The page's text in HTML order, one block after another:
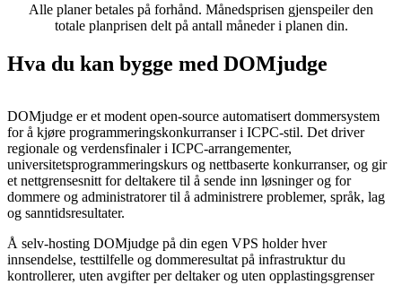
Alle planer betales på forhånd. Månedsprisen gjenspeiler den
totale planprisen delt på antall måneder i planen din.
Hva du kan bygge med DOMjudge
DOMjudge er et modent open-source automatisert dommersystem
for å kjøre programmeringskonkurranser i ICPC-stil. Det driver
regionale og verdensfinaler i ICPC-arrangementer,
universitetsprogrammeringskurs og nettbaserte konkurranser, og gir
et nettgrensesnitt for deltakere til å sende inn løsninger og for
dommere og administratorer til å administrere problemer, språk, lag
og sanntidsresultater.
Å selv-hosting DOMjudge på din egen VPS holder hver
innsendelse, testtilfelle og dommeresultat på infrastruktur du
kontrollerer, uten avgifter per deltaker og uten opplastingsgrenser